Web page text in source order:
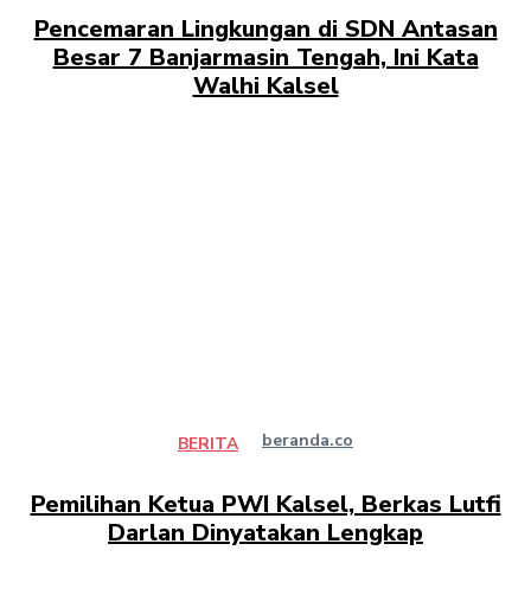
Pencemaran Lingkungan di SDN Antasan
Besar 7 Banjarmasin Tengah, Ini Kata
Walhi Kalsel
BERITA beranda.co
Pemilihan Ketua PWI Kalsel, Berkas Lutfi
Darlan Dinyatakan Lengkap